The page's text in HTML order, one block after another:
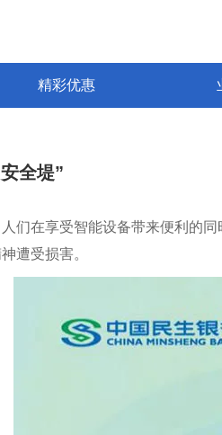
精彩优惠
全堤”
们在享受智能设备带来便利的
遭受损害。